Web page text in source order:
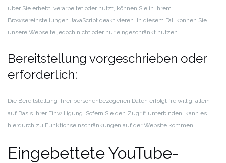
über Sie erhebt, verarbeitet oder nutzt, können Sie in Ihrem
Browsereinstellungen JavaScript deaktivieren. In diesem Fall können Sie
unsere Webseite jedoch nicht oder nur eingeschränkt nutzen.
Bereitstellung vorgeschrieben oder
erforderlich:
Die Bereitstellung Ihrer personenbezogenen Daten erfolgt freiwillig, allein
auf Basis Ihrer Einwilligung. Sofern Sie den Zugriff unterbinden, kann es
hierdurch zu Funktionseinschränkungen auf der Website kommen.
Eingebettete YouTube-